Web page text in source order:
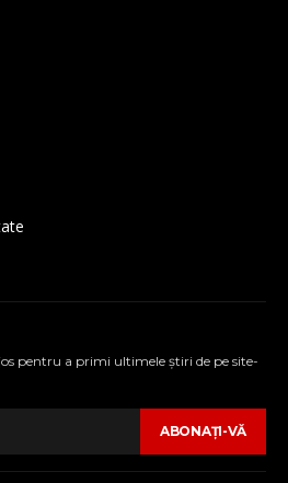
pentru a primi ultimele ştiri de pe site-
ABONAŢI-VĂ